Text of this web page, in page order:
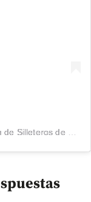
Una publicación compartida de Corporación de Silleteros de Santa Elena (@silleteros)